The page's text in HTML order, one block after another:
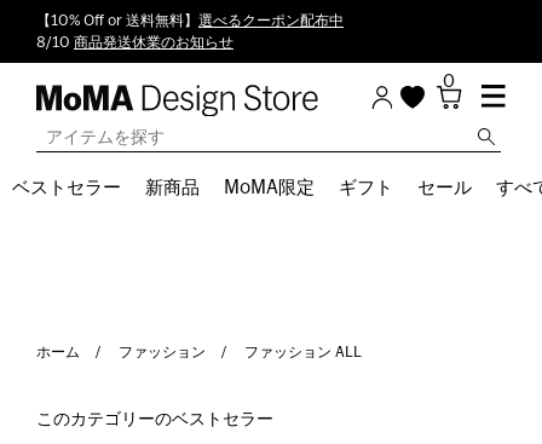
【10% Off or 送料無料】 選べるクーポン配布中
8/10 商品発送休業のお知らせ
0
ベストセラー 新商品 MoMA限定 ギフト セール すべ
ホーム ファッション ファッション ALL
このカテゴリーのベストセラー